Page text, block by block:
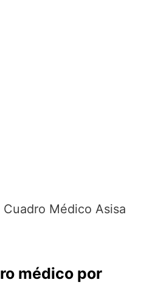
Cuadro Médico Asisa
médico por